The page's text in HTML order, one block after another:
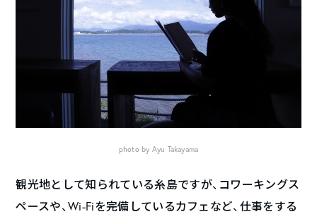
photo by Ayu Takayama
観光地として知られている糸島ですが、コワーキングス
ペースや、Wi-Fiを完備しているカフェなど、仕事をする